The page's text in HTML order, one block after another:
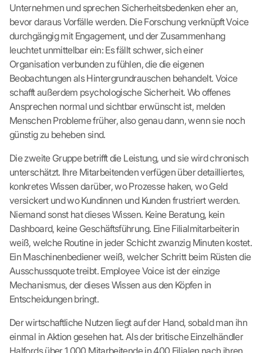
Unternehmen und sprechen Sicherheitsbedenken eher an,
bevor daraus Vorfälle werden. Die Forschung verknüpft Voice
durchgängig mit Engagement, und der Zusammenhang
leuchtet unmittelbar ein: Es fällt schwer, sich einer
Organisation verbunden zu fühlen, die die eigenen
Beobachtungen als Hintergrundrauschen behandelt. Voice
schafft außerdem psychologische Sicherheit. Wo offenes
Ansprechen normal und sichtbar erwünscht ist, melden
Menschen Probleme früher, also genau dann, wenn sie noch
günstig zu beheben sind.
Die zweite Gruppe betrifft die Leistung, und sie wird chronisch
unterschätzt. Ihre Mitarbeitenden verfügen über detailliertes,
konkretes Wissen darüber, wo Prozesse haken, wo Geld
versickert und wo Kundinnen und Kunden frustriert werden.
Niemand sonst hat dieses Wissen. Keine Beratung, kein
Dashboard, keine Geschäftsführung. Eine Filialmitarbeiterin
weiß, welche Routine in jeder Schicht zwanzig Minuten kostet.
Ein Maschinenbediener weiß, welcher Schritt beim Rüsten die
Ausschussquote treibt. Employee Voice ist der einzige
Mechanismus, der dieses Wissen aus den Köpfen in
Entscheidungen bringt.
Der wirtschaftliche Nutzen liegt auf der Hand, sobald man ihn
einmal in Aktion gesehen hat. Als der britische Einzelhändler
Halfords über 1.000 Mitarbeitende in 400 Filialen nach ihren